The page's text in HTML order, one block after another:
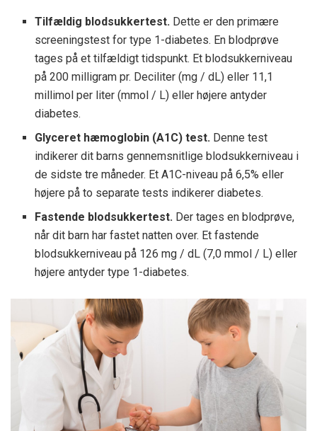
Tilfældig blodsukkertest. Dette er den primære
screeningstest for type 1-diabetes. En blodprøve
tages på et tilfældigt tidspunkt. Et blodsukkerniveau
på 200 milligram pr. Deciliter (mg / dL) eller 11,1
millimol per liter (mmol / L) eller højere antyder
diabetes.
Glyceret hæmoglobin (A1C) test. Denne test
indikerer dit barns gennemsnitlige blodsukkerniveau i
de sidste tre måneder. Et A1C-niveau på 6,5% eller
højere på to separate tests indikerer diabetes.
Fastende blodsukkertest. Der tages en blodprøve,
når dit barn har fastet natten over. Et fastende
blodsukkerniveau på 126 mg / dL (7,0 mmol / L) eller
højere antyder type 1-diabetes.